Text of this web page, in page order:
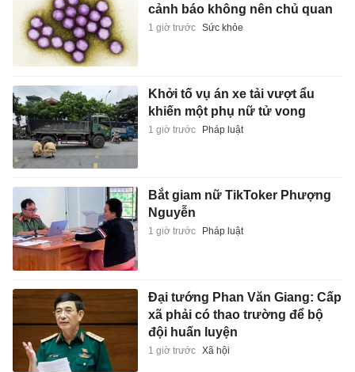
cảnh báo không nên chủ quan
1 giờ trước Sức khỏe
Khởi tố vụ án xe tải vượt ẩu
khiến một phụ nữ tử vong
1 giờ trước Pháp luật
Bắt giam nữ TikToker Phượng
Nguyễn
1 giờ trước Pháp luật
Đại tướng Phan Văn Giang: Cấp
xã phải có thao trường để bộ
đội huấn luyện
1 giờ trước Xã hội